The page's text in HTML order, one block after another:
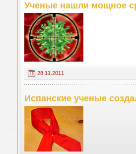
Ученые нашли мощное
28.11.2011
Испанские ученые